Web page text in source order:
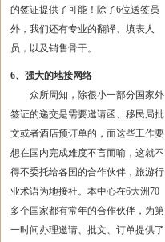
的签证提供了可能！除了6位送签员
外，我们还有专业的翻译、填表人
员，以及销售骨干。
6、强大的地接网络
众所周知，除很小一部分国家外
签证的递交是需要邀请函、移民局批
文或者酒店预订单的，而这些工作要
想在国内完成难度不言而喻，这就不
得不委托给各国的合作伙伴，旅游行
业术语为地接社。本中心在6大洲70
多个国家都有常年的合作伙伴，为第
一时间办理邀请、批文、订单提供了